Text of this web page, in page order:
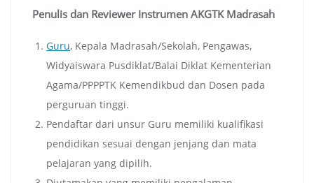
Penulis dan Reviewer Instrumen AKGTK Madrasah
Guru, Kepala Madrasah/Sekolah, Pengawas,
Widyaiswara Pusdiklat/Balai Diklat Kementerian
Agama/PPPPTK Kemendikbud dan Dosen pada
perguruan tinggi.
Pendaftar dari unsur Guru memiliki kualifikasi
pendidikan sesuai dengan jenjang dan mata
pelajaran yang dipilih.